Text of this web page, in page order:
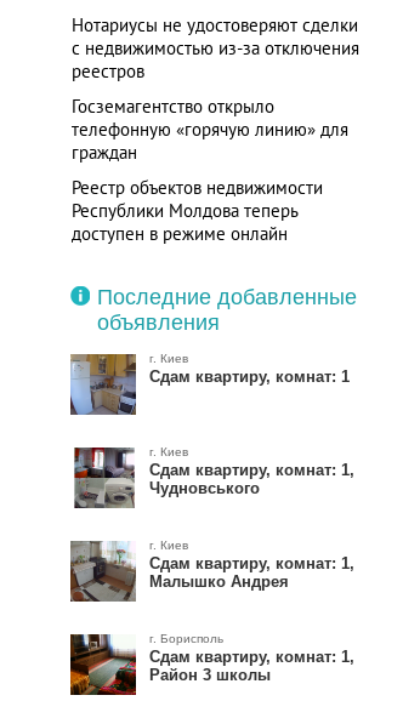
Нотариусы не удостоверяют сделки
с недвижимостью из-за отключения
реестров
Госземагентство открыло
телефонную «горячую линию» для
граждан
Реестр объектов недвижимости
Республики Молдова теперь
доступен в режиме онлайн
пользования
Последние добавленные
объявления
г. Киев
Сдам квартиру, комнат: 1
г. Киев
Сдам квартиру, комнат: 1,
Чудновського
г. Киев
Сдам квартиру, комнат: 1,
Малышко Андрея
г. Борисполь
Сдам квартиру, комнат: 1,
Район 3 школы